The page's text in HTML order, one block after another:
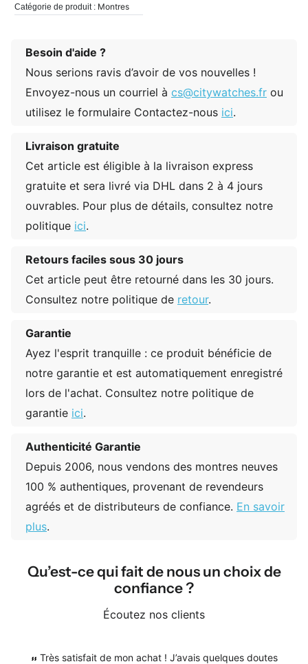
Catégorie de produit : Montres
Besoin d'aide ?
Nous serions ravis d’avoir de vos nouvelles !
Envoyez-nous un courriel à cs@citywatches.fr ou
utilisez le formulaire Contactez-nous ici.
Livraison gratuite
Cet article est éligible à la livraison express
gratuite et sera livré via DHL dans 2 à 4 jours
ouvrables. Pour plus de détails, consultez notre
politique ici.
Retours faciles sous 30 jours
Cet article peut être retourné dans les 30 jours.
Consultez notre politique de retour.
Garantie
Ayez l'esprit tranquille : ce produit bénéficie de
notre garantie et est automatiquement enregistré
lors de l'achat. Consultez notre politique de
garantie ici.
Authenticité Garantie
Depuis 2006, nous vendons des montres neuves
100 % authentiques, provenant de revendeurs
agréés et de distributeurs de confiance. En savoir
plus.
Qu’est-ce qui fait de nous un choix de
confiance ?
Écoutez nos clients
Très satisfait de mon achat ! J’avais quelques doutes